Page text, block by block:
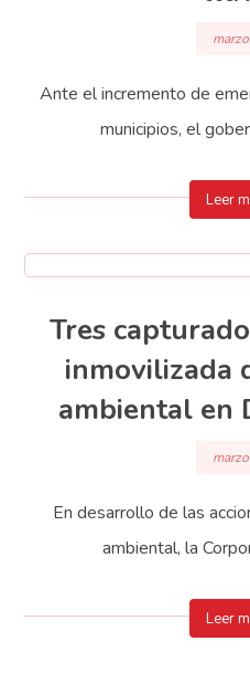
Ante el incremento de
municipios, el
Leer
Tres
inmovilizada
ambiental en
En desarrollo de las
ambiental, la
Leer